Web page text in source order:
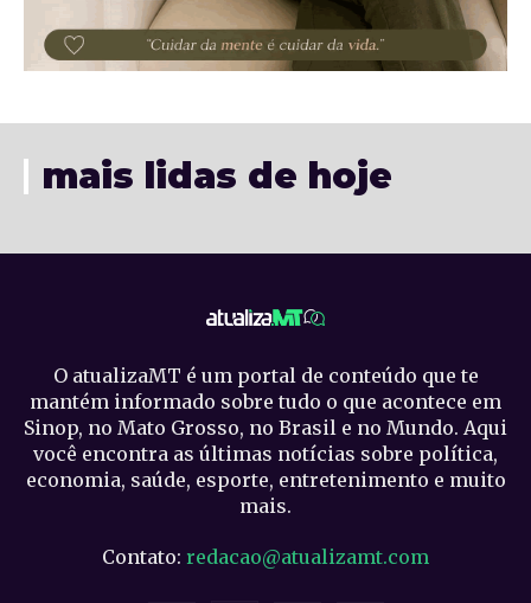
mais lidas de hoje
O atualizaMT é um portal de conteúdo que te
mantém informado sobre tudo o que acontece em
Sinop, no Mato Grosso, no Brasil e no Mundo. Aqui
você encontra as últimas notícias sobre política,
economia, saúde, esporte, entretenimento e muito
mais.
Contato: redacao@atualizamt.com